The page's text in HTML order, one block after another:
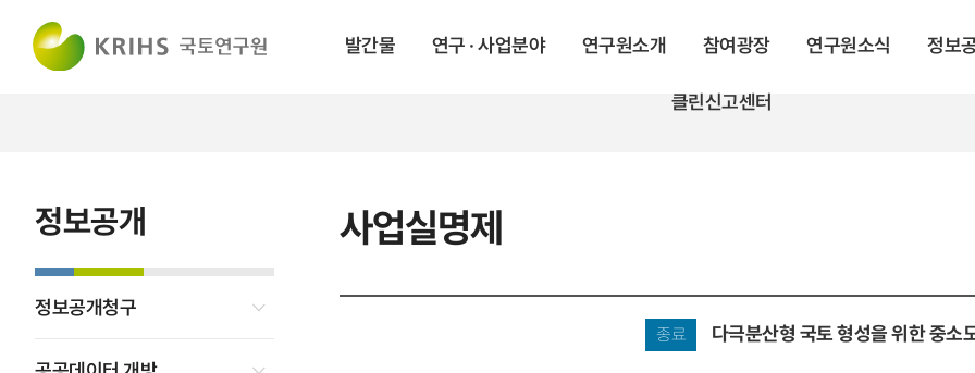
발간물 연구 · 사업분야 연구원소개 참여광장 연구원소식 정보
클린신고센터
사업실명제
정보공개
정보공개청구
종료 다극분산형 국토 형성을 위한 중소